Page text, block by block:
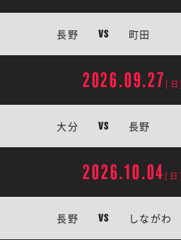
長野 VS 町田
2026.09.27 [日]
大分 VS 長野
2026.10.04 [日]
長野 VS しながわ